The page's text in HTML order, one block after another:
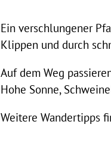
Ein verschlungener
Klippen und durch
Auf dem Weg
Hohe Sonne,
Weitere Wandertipps